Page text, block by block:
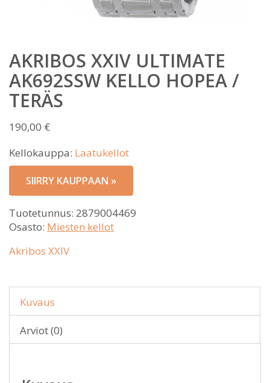
AKRIBOS XXIV ULTIMATE
AK692SSW KELLO HOPEA /
TERÄS
190,00 €
Kellokauppa: Laatukellot
SIIRRY KAUPPAAN »
Tuotetunnus: 2879004469
Osasto: Miesten kellot
Akribos XXIV
Kuvaus
Arviot (0)